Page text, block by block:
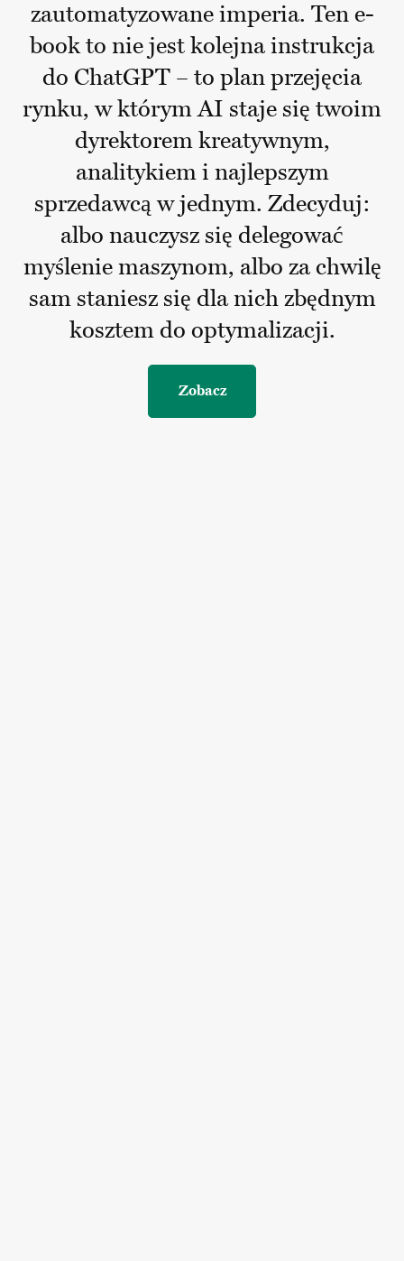
zautomatyzowane imperia. Ten e-
book to nie jest kolejna instrukcja
do ChatGPT – to plan przejęcia
rynku, w którym AI staje się twoim
dyrektorem kreatywnym,
analitykiem i najlepszym
sprzedawcą w jednym. Zdecyduj:
albo nauczysz się delegować
myślenie maszynom, albo za chwilę
sam staniesz się dla nich zbędnym
kosztem do optymalizacji.
Zobacz